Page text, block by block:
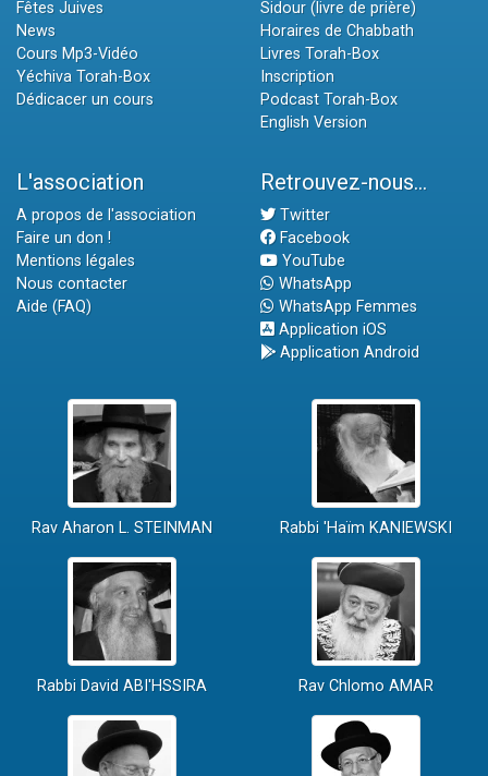
Fêtes Juives
News
Cours Mp3-Vidéo
Yéchiva Torah-Box
Dédicacer un cours
Sidour (livre de prière)
Horaires de Chabbath
Livres Torah-Box
Inscription
Podcast Torah-Box
English Version
L'association
A propos de l'association
Faire un don !
Mentions légales
Nous contacter
Aide (FAQ)
Retrouvez-nous...
Twitter
Facebook
YouTube
WhatsApp
WhatsApp Femmes
Application iOS
Application Android
Rav Aharon L. STEINMAN Rabbi 'Haïm KANIEWSKI
Rabbi David ABI'HSSIRA Rav Chlomo AMAR